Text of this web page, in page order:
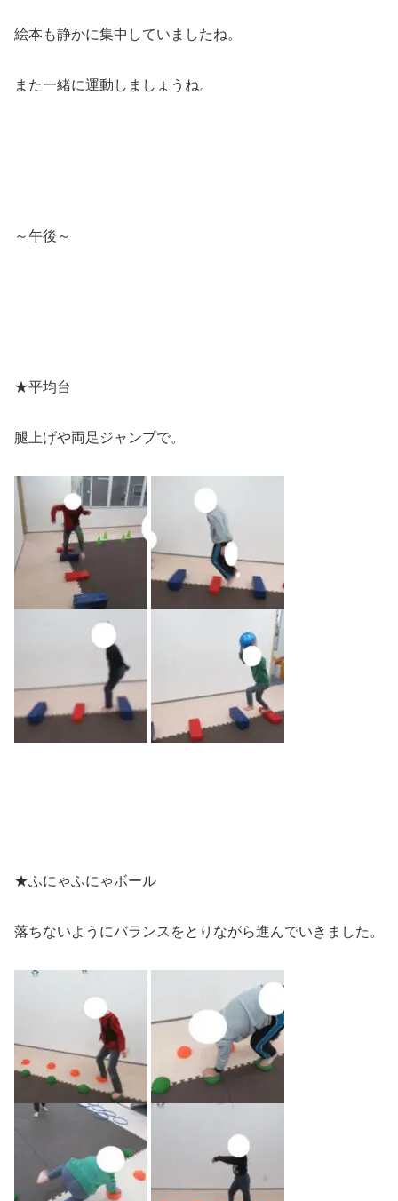
絵本も静かに集中していましたね。
また一緒に運動しましょうね。
～午後～
★平均台
腿上げや両足ジャンプで。
★ふにゃふにゃボール
落ちないようにバランスをとりながら進んでいきました。